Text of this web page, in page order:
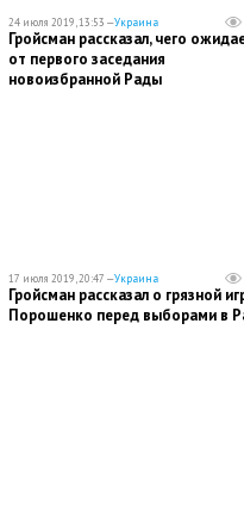
24 июля 2019, 13:53 —Украина
​Гройсман рассказал, чего
от первого заседания
новоизбранной Рады
17 июля 2019, 20:47 —Украина
Гройсман рассказал о грязной
Порошенко перед выборами в